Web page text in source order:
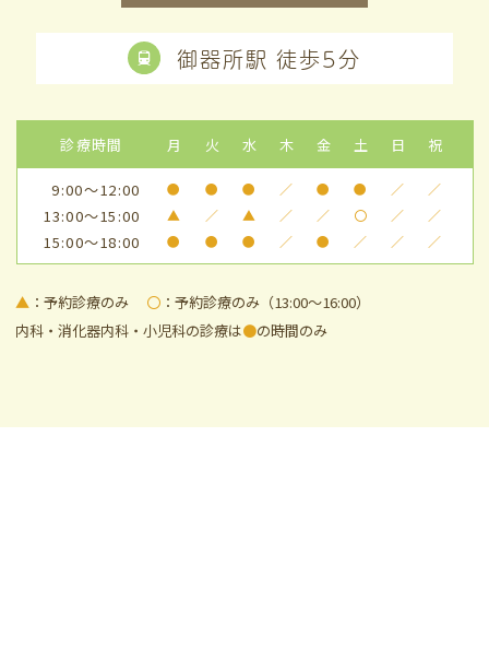
御器所駅 徒歩5分
診療時間 月 火 水 木 金 土 日 祝
9:00～12:00 ● ● ● ／ ● ● ／ ／
13:00～15:00 ▲ ／ ▲ ／ ／ 〇 ／ ／
15:00～18:00 ● ● ● ／ ● ／ ／ ／
▲ ：予約診療のみ 〇 ：予約診療のみ（13:00～16:00）
内科・消化器内科・小児科の診療は●の時間のみ